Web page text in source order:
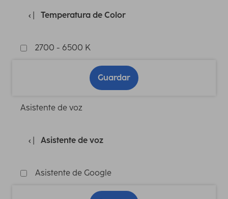
Temperatura de Color
2700 - 6500 K
Guardar
Asistente de voz
Asistente de voz
Asistente de Google